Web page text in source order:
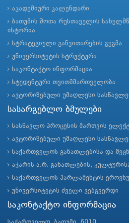
აკადემიური კალენდარი
ბათუმის შოთა რუსთაველის
ისტორია
სტრატეგიული განვითარების გეგმა
უნივერსიტეტის სტრუქტურა
საკონტაქტო ინფორმაცია
სტუდენტური თვითმმართველობა
ავტორიზებული უმაღლესი
სასარგებლო ბმულები
სასწავლო პროცესის მართვის
ავტორიზებული უმაღლესი
საქართველოს განათლებისა და
აჭარის ა.რ. განათლების,
საქართველოს პარლამენტის
უნივერსიტეტის ძველი ვებგვერდი
საკონტაქტო ინფორმაცია